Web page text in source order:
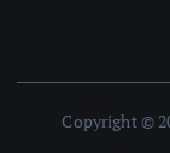
Copyright ©